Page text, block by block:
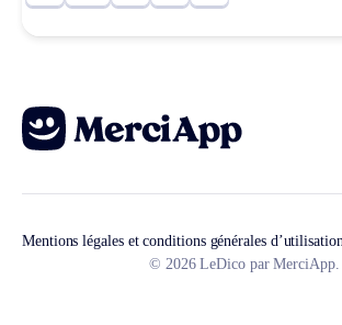
Mentions légales et conditions générales
© 2026 LeDico par MerciApp.